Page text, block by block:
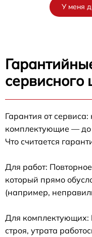
У меня
сервисного
Гарантия от
комплектующие — до
Что считается
Для работ:
который прямо
(например,
Для
строя, утрата